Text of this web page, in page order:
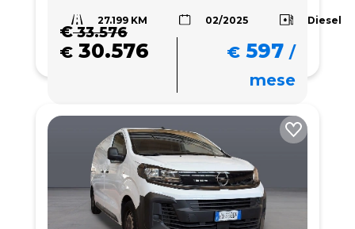
27.199 KM 02/2025 Diesel
€33.576
€ 30.576 € 597 /
mese